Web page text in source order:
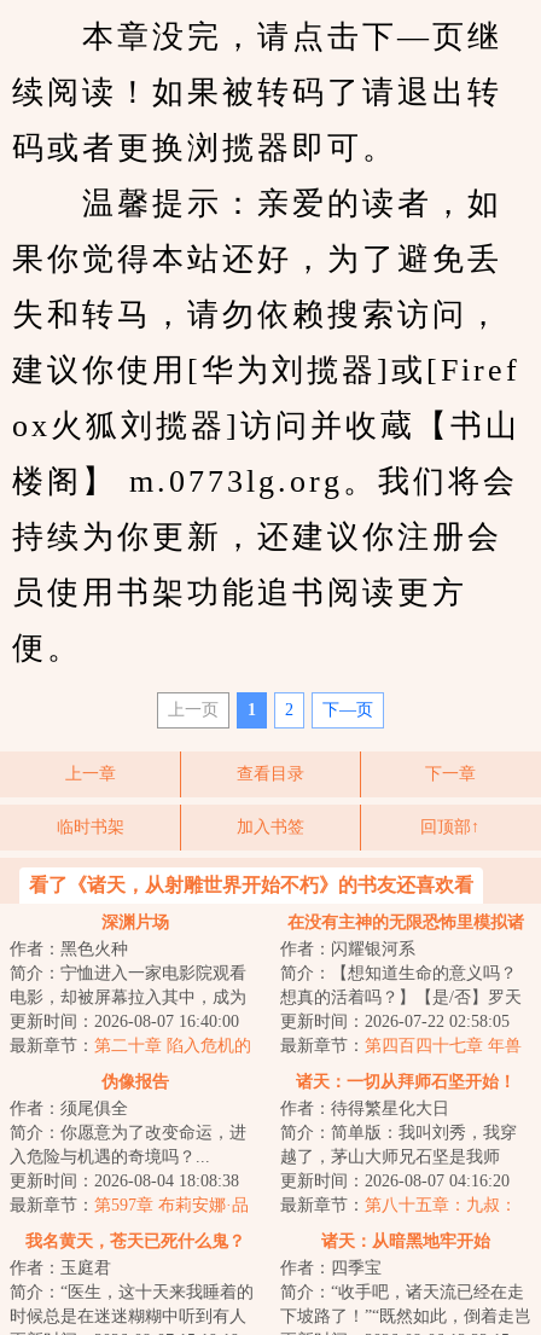
本章没完，请点击下—页继
续阅读！如果被转码了请退出转
码或者更换浏揽器即可。
温馨提示：亲爱的读者，如
果你觉得本站还好，为了避免丢
失和转马，请勿依赖搜索访问，
建议你使用[华为刘揽器]或[Firef
ox火狐刘揽器]访问并收蔵【书山
楼阁】 m.0773lg.org。我们将会
持续为你更新，还建议你注册会
员使用书架功能追书阅读更方
便。
上一页 1 2 下—页
上一章 查看目录 下一章
临时书架 加入书签 回顶部↑
看了《诸天，从射雕世界开始不朽》的书友还喜欢看
深渊片场
作者：黑色火种
简介：宁恤进入一家电影院观看
电影，却被屏幕拉入其中，成为
深渊电影院内的演员之一。从今
以后，他需要不...
更新时间：2026-08-07 16:40:00
最新章节： 第二十章 陷入危机的
在没有主神的无限恐怖里模拟诸
天
作者：闪耀银河系
简介：【想知道生命的意义吗？
想真的活着吗？】【是/否】罗天
点下了是。“然后呢？”“然后我的
存款就被...
更新时间：2026-07-22 02:58:05
最新章节： 第四百四十七章 年兽
伪像报告
作者：须尾俱全
简介：你愿意为了改变命运，进
入危险与机遇的奇境吗？...
更新时间：2026-08-04 18:08:38
最新章节： 第597章 布莉安娜·品
名：布莉安娜·韦
诸天：一切从拜师石坚开始！
作者：待得繁星化大日
简介：简单版：我叫刘秀，我穿
越了，茅山大师兄石坚是我师
父……不简单版：九叔：“什么符
道大成！我看你...
更新时间：2026-08-07 04:16:20
最新章节： 第八十五章：九叔：
我比窦娥还冤啊！（求订阅！）
我名黄天，苍天已死什么鬼？
作者：玉庭君
简介：“医生，这十天来我睡着的
时候总是在迷迷糊糊中听到有人
诸天：从暗黑地牢开始
作者：四季宝
简介：“收手吧，诸天流已经在走
下坡路了！”“既然如此，倒着走岂